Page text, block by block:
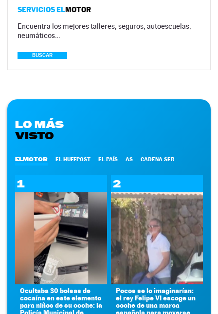
SERVICIOS ELMOTOR
Encuentra los mejores talleres, seguros, autoescuelas,
neumáticos…
BUSCAR
LO MÁS
VISTO
ELMOTOR EL HUFFPOST EL PAÍS AS CADENA SER
1
Ocultaba 30 bolsas de
cocaína en este elemento
para niños de su coche: la
2
Pocos se lo imaginarían:
el rey Felipe VI escoge un
coche de una marca